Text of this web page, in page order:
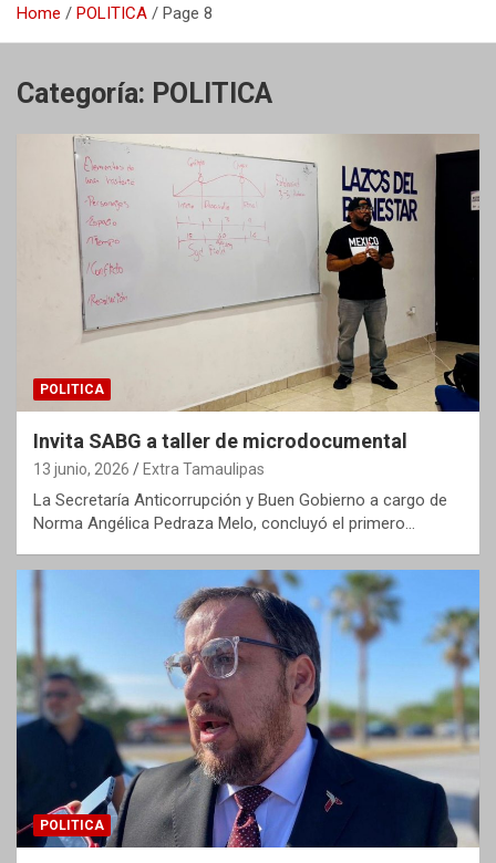
Home POLITICA Page 8
Categoría: POLITICA
POLITICA
Invita SABG a taller de microdocumental
13 junio, 2026 Extra Tamaulipas
La Secretaría Anticorrupción y Buen Gobierno a cargo de
Norma Angélica Pedraza Melo, concluyó el primero…
POLITICA